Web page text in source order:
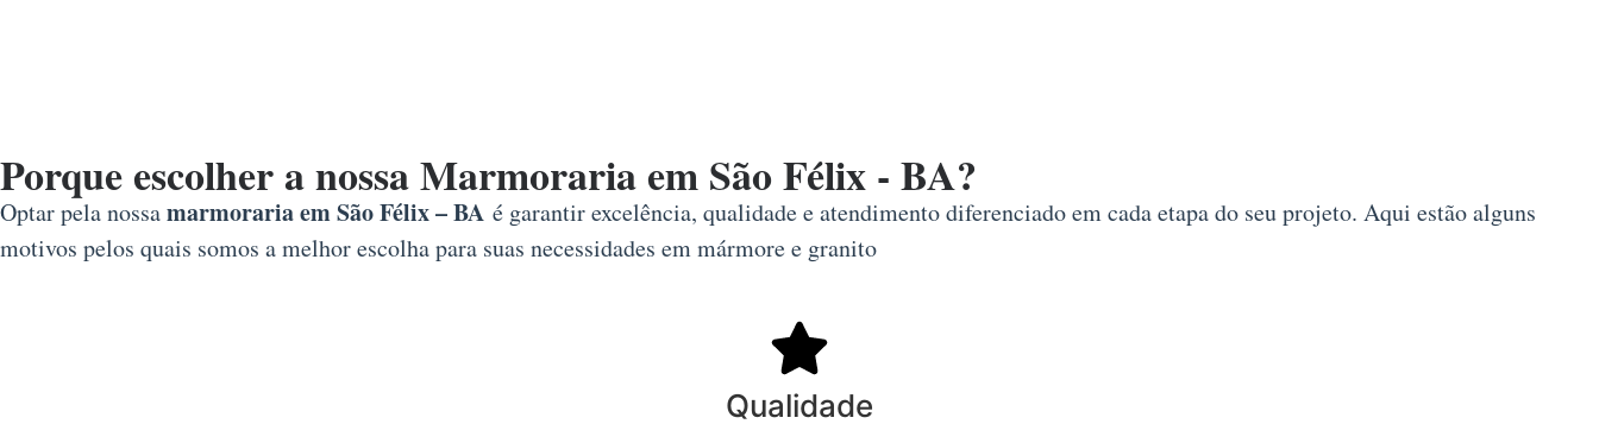
Porque escolher a nossa Marmoraria em São Félix - BA?
Optar pela nossamarmoraria em São Félix – BA é garantir excelência, qualidade e atendimento diferenciado em cada etapa do seu projeto. Aqui estão alguns
motivos pelos quais somos a melhor escolha para suas necessidades em mármore e granito
Qualidade